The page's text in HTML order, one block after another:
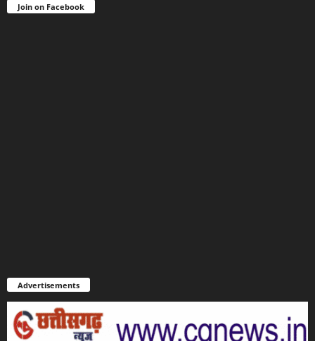
Join on Facebook
Advertisements